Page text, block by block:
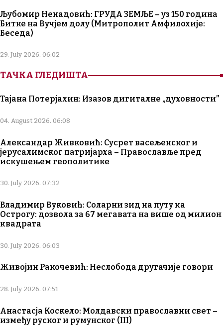
Љубомир Ненадовић: ГРУДА ЗЕМЉЕ – уз 150 година
Битке на Вучјем долу (Митрополит Амфилохије:
Беседа)
29. July 2026. 06:02
ТАЧКА ГЛЕДИШТА
Тајана Потерјахин: Изазов дигиталне „духовности”
04. August 2026. 06:08
Александар Живковић: Сусрет васељенског и
јерусалимског патријарха – Православље пред
искушењем геополитике
30. July 2026. 07:32
Владимир Вуковић: Соларни зид на путу ка
Острогу: дозвола за 67 мегавата на више од милион
квадрата
30. July 2026. 06:03
Живојин Ракочевић: Неслобода другачије говори
28. July 2026. 07:51
Анастасја Коскело: Молдавски православни свет –
између руског и румунског (III)